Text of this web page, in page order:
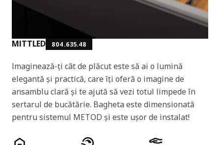
MITTLED 804.635.48
Imaginează-ți cât de plăcut este să ai o lumină
elegantă și practică, care îți oferă o imagine de
ansamblu clară și te ajută să vezi totul limpede în
sertarul de bucătărie. Bagheta este dimensionată
pentru sistemul METOD și este ușor de instalat!
Caracteristicile produselor